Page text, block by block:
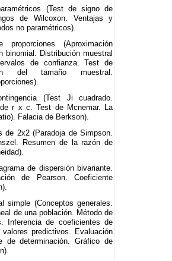
(Test de signo de
de Wilcoxon. Ventajas y
no paramétricos).
(Aproximación
binomial. Distribución muestral
de confianza. Test de
del tamaño muestral.
(Test Ji cuadrado.
r x c. Test de Mcnemar. La
Falacia de Berkson).
de 2x2 (Paradoja de Simpson.
Resumen de la razón de
de dispersión bivariante.
de Pearson. Coeficiente
simple (Conceptos generales.
de una población. Método de
Inferencia de coeficientes de
predictivos. Evaluación
de determinación. Gráfico de